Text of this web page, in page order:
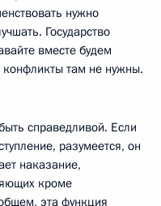
нужно
Государство
вместе будем
конфликты там не нужны.
справедливой. Если
разумеется, он
наказание,
кроме
эта функция